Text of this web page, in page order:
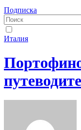
Подписка
Италия